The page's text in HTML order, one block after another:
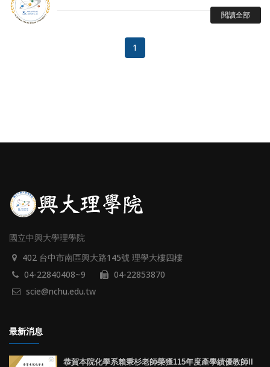
閱讀全部
1
國立中興大學理學院
402 台中市南區興大路145號 理學大樓四樓
04-22840408~9
04-22853870
scie@nchu.edu.tw
最新消息
恭賀本院化學系賴秉杉老師榮獲115年度產學績優教師II